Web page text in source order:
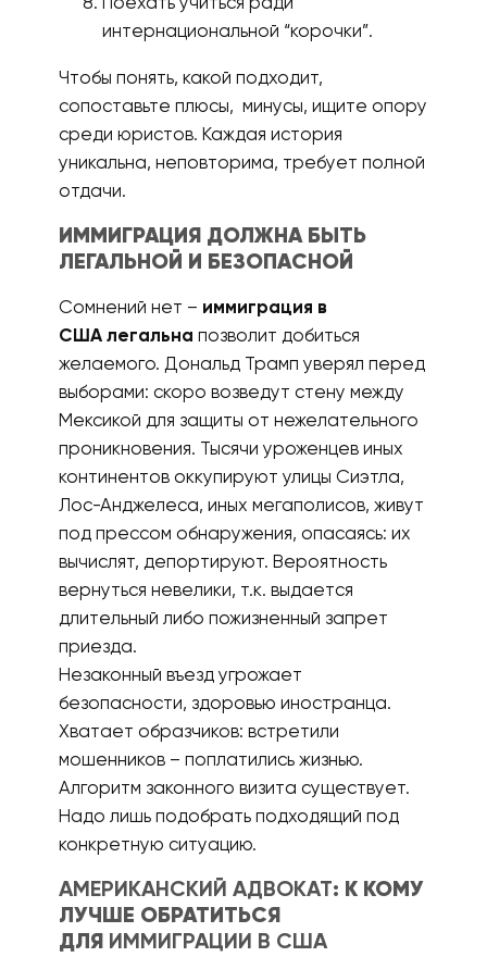
интернациональной “корочки”.
Чтобы понять, какой подходит,
сопоставьте плюсы, минусы, ищите опору
среди юристов. Каждая история
уникальна, неповторима, требует полной
отдачи.
ИММИГРАЦИЯ ДОЛЖНА БЫТЬ
ЛЕГАЛЬНОЙ И БЕЗОПАСНОЙ
Сомнений нет – иммиграция в
США легальна позволит добиться
желаемого. Дональд Трамп уверял перед
выборами: скоро возведут стену между
Мексикой для защиты от нежелательного
проникновения. Тысячи уроженцев иных
континентов оккупируют улицы Сиэтла,
Лос-Анджелеса, иных мегаполисов, живут
под прессом обнаружения, опасаясь: их
вычислят, депортируют. Вероятность
вернуться невелики, т.к. выдается
длительный либо пожизненный запрет
приезда.
Незаконный въезд угрожает
безопасности, здоровью иностранца.
Хватает образчиков: встретили
мошенников – поплатились жизнью.
Алгоритм законного визита существует.
Надо лишь подобрать подходящий под
конкретную ситуацию.
АМЕРИКАНСКИЙ АДВОКАТ: К КОМУ
ЛУЧШЕ ОБРАТИТЬСЯ
ДЛЯ ИММИГРАЦИИ В США